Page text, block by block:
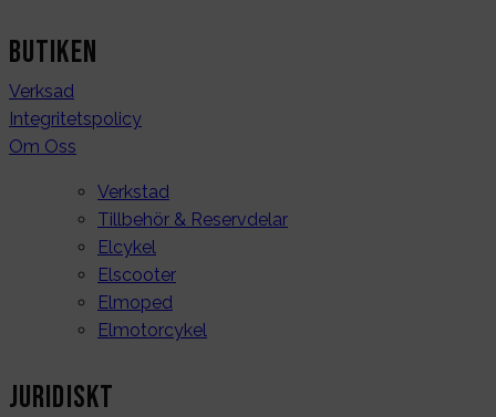
Butiken
Verksad
Integritetspolicy
Om Oss
Verkstad
Tillbehör & Reservdelar
Elcykel
Elscooter
Elmoped
Elmotorcykel
Juridiskt